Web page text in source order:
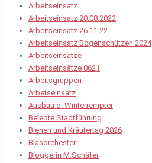
Arbeitseinsatz
Arbeitseinsatz 20.08.2022
Arbeitseinsatz 26.11.22
Arbeitseinsatz Bogenschützen 2024
Arbeitseinsätze
Arbeitseinsätze 0621
Arbeitsgruppen
Arbetseinsatz
Ausbau o. Winterrempter
Belebte Stadtführung
Bienen und Kräutertag 2026
Blasorchester
Bloggerin M.Schäfer